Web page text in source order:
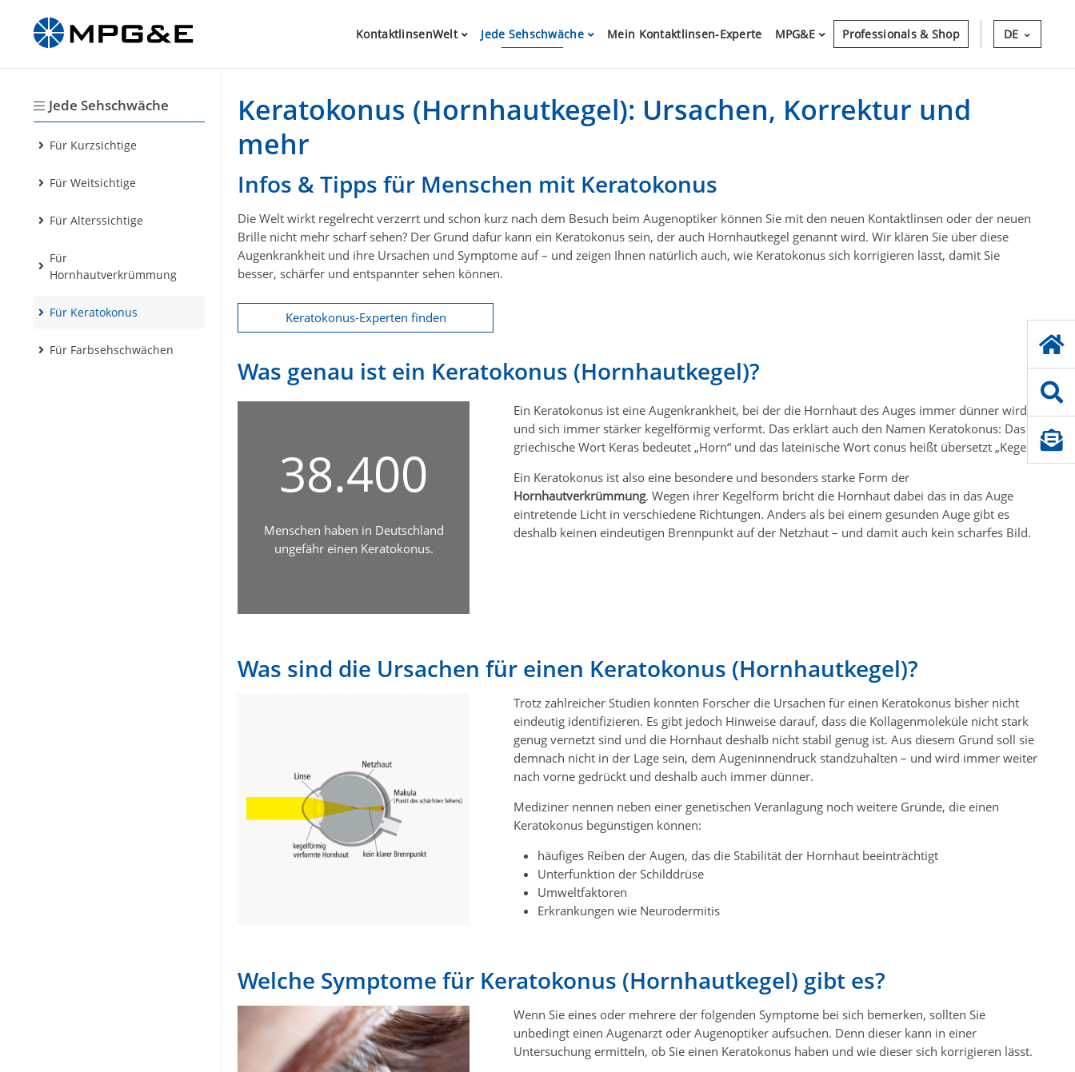
KontaktlinsenWelt Jede Sehschwäche Mein Kontaktlinsen-Experte MPG&E Professionals & Shop DE
Keratokonus (Hornhautkegel): Ursachen, Korrektur und
mehr
Infos & Tipps für Menschen mit Keratokonus
Die Welt wirkt regelrecht verzerrt und schon kurz nach dem Besuch beim Augenoptiker können Sie mit den neuen Kontaktlinsen oder der neuen
Brille nicht mehr scharf sehen? Der Grund dafür kann ein Keratokonus sein, der auch Hornhautkegel genannt wird. Wir klären Sie über diese
Augenkrankheit und ihre Ursachen und Symptome auf – und zeigen Ihnen natürlich auch, wie Keratokonus sich korrigieren lässt, damit Sie
besser, schärfer und entspannter sehen können.
Keratokonus-Experten finden
Was genau ist ein Keratokonus (Hornhautkegel)?
40.000
Menschen haben in Deutschland
ungefähr einen Keratokonus.
Ein Keratokonus ist eine Augenkrankheit, bei der die Hornhaut des Auges immer dünner wird
und sich immer stärker kegelförmig verformt. Das erklärt auch den Namen Keratokonus: Das
griechische Wort Keras bedeutet „Horn“ und das lateinische Wort conus heißt übersetzt „Kegel“.
Ein Keratokonus ist also eine besondere und besonders starke Form der
Hornhautverkrümmung. Wegen ihrer Kegelform bricht die Hornhaut dabei das in das Auge
eintretende Licht in verschiedene Richtungen. Anders als bei einem gesunden Auge gibt es
deshalb keinen eindeutigen Brennpunkt auf der Netzhaut – und damit auch kein scharfes Bild.
Was sind die Ursachen für einen Keratokonus (Hornhautkegel)?
Trotz zahlreicher Studien konnten Forscher die Ursachen für einen Keratokonus bisher nicht
eindeutig identifizieren. Es gibt jedoch Hinweise darauf, dass die Kollagenmoleküle nicht stark
genug vernetzt sind und die Hornhaut deshalb nicht stabil genug ist. Aus diesem Grund soll sie
demnach nicht in der Lage sein, dem Augeninnendruck standzuhalten – und wird immer weiter
nach vorne gedrückt und deshalb auch immer dünner.
Mediziner nennen neben einer genetischen Veranlagung noch weitere Gründe, die einen
Keratokonus begünstigen können:
häufiges Reiben der Augen, das die Stabilität der Hornhaut beeinträchtigt
Unterfunktion der Schilddrüse
Umweltfaktoren
Erkrankungen wie Neurodermitis
Welche Symptome für Keratokonus (Hornhautkegel) gibt es?
Wenn Sie eines oder mehrere der folgenden Symptome bei sich bemerken, sollten Sie
unbedingt einen Augenarzt oder Augenoptiker aufsuchen. Denn dieser kann in einer
Untersuchung ermitteln, ob Sie einen Keratokonus haben und wie dieser sich korrigieren lässt.
Jede Sehschwäche
Für Kurzsichtige
Für Weitsichtige
Für Alterssichtige
Für
Hornhautverkrümmung
Für Keratokonus
Für Farbsehschwächen